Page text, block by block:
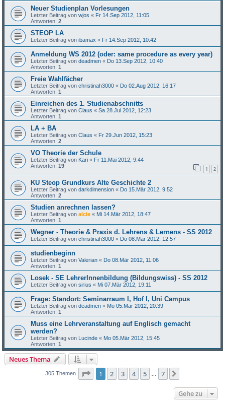
Neuer Studienplan Vorlesungen
Letzter Beitrag vonwjos « Fr 14.Sep 2012, 11:05
Antworten:2
STEOP LA
Letzter Beitrag vonibamax « Fr 14.Sep 2012, 10:42
Anmeldung WS 2012 (oder: same procedure as every year)
Letzter Beitrag vondeadmen « Do 13.Sep 2012, 10:40
Antworten:1
Freie Wahlfächer
Letzter Beitrag vonchristinah3000 « Do 02.Aug 2012, 16:17
Antworten:1
Einreichen des 1. Studienabschnitts
Letzter Beitrag vonClaus «Sa 28.Jul 2012, 12:23
Antworten:1
LA + BA
Letzter Beitrag vonClaus « Fr 29.Jun 2012, 15:23
Antworten:2
VO Theorie der Schule
Letzter Beitrag von Kari « Fr 11.Mai 2012, 9:44
Antworten:19 1 2
KU Steop Grundkurs Alte Geschichte 2
Letzter Beitrag vondarkdimension « Do 15.Mär 2012, 9:52
Antworten:2
Studien anrechnen lassen?
Letzter Beitrag vonalcie « Mi 14.Mär 2012, 18:47
Antworten:1
Wegner - Theorie & Praxis d. Lehrens & Lernens - SS 2012
Letzter Beitrag vonchristinah3000 « Do 08.Mär 2012, 12:57
studienbeginn
Letzter Beitrag vonValerian « Do 08.Mär 2012, 11:06
Antworten:1
Losek - SE LehrerInnenbildung (Bildungswiss) - SS 2012
Letzter Beitrag vonsirius « Mi 07.Mär 2012, 19:11
Frage: Standort: Seminarraum I, Hof I, Uni Campus
Letzter Beitrag vondeadmen « Mo 05.Mär 2012, 20:39
Antworten:1
Muss eine Lehrveranstaltung auf Englisch gemacht
werden?
Letzter Beitrag von Lucinde « Mo 05.Mär 2012, 15:45
Antworten:1
Neues Thema
305 Themen Seite 1von
1 2 3 4 5 7
Gehe zu